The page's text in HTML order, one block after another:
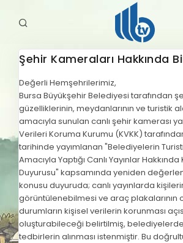
HABERLER
YAYINLARIMIZ
Şehir Kameraları Hakkında
Değerli Hemşehrilerimiz,
Bursa Büyükşehir Belediyesi tarafından
güzelliklerinin, meydanlarının ve turistik
amacıyla sunulan canlı şehir kamerası
Verileri Koruma Kurumu (KVKK)
tarihinde yayımlanan "Belediyelerin
Amacıyla Yaptığı Canlı Yayınlar
Duyurusu" kapsamında yeniden
konusu duyuruda; canlı yayınlarda
görüntülenebilmesi ve araç plakalarının
durumların kişisel verilerin korunması
oluşturabileceği belirtilmiş,
tedbirlerin alınması istenmiştir. Bu